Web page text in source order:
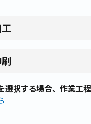
選択する場合、作業工